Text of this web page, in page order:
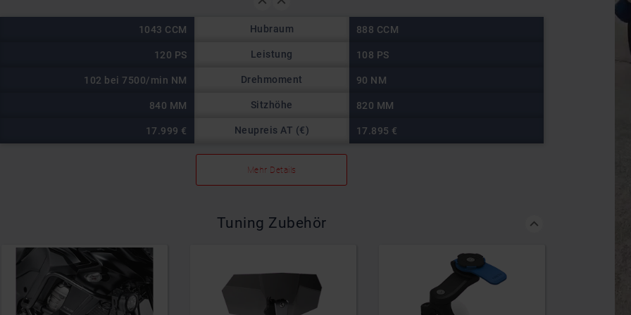
1043 CCM Hubraum 888 CCM
120 PS Leistung 108 PS
102 bei 7500/min NM Drehmoment 90 NM
840 MM Sitzhöhe 820 MM
17.999 € Neupreis AT (€) 17.895 €
Mehr Details
Tuning Zubehör